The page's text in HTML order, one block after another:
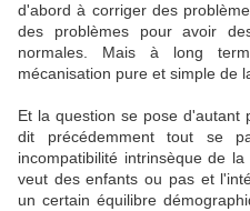
d'abord à corriger des
des problèmes pour avoir
normales. Mais à long
mécanisation pure et simple de
Et la question se pose d'autant
dit précédemment tout se
incompatibilité intrinsèque de
veut des enfants ou pas et
un certain équilibre